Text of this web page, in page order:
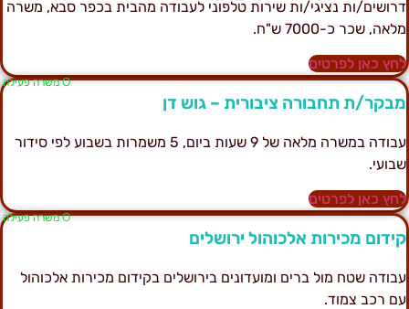
ות נציגי/ות שירות טלפוני לעבודה מהבית בכפר סבא, משרה
שכר כ-7000 ש"ח.
כאן לפרטים
Ο משרה פעילה
ת תחבורה ציבורית – גוש דן
עבודה במשרה מלאה של 9 שעות ביום, 5 משמרות בשבוע לפי סידור
כאן לפרטים
Ο משרה פעילה
מכירות אלכוהול ירושלים
שטח מול ברים ומועדונים בירושלים בקידום מכירות אלכוהול
רכב צמוד.